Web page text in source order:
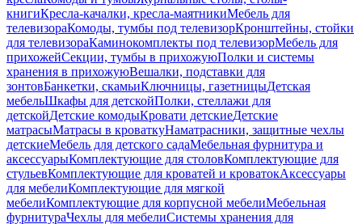
книгиКресла-качалки, кресла-маятникиМебель для
телевизораКомоды, тумбы под телевизорКронштейны, стойки
для телевизораКаминокомплекты под телевизорМебель для
прихожейСекции, тумбы в прихожуюПолки и системы
хранения в прихожуюВешалки, подставки для
зонтовБанкетки, скамьиКлючницы, газетницыДетская
мебельШкафы для детскойПолки, стеллажи для
детскойДетские комодыКровати детскиеДетские
матрасыМатрасы в кроваткуНаматрасники, защитные чехлы
детскиеМебель для детского садаМебельная фурнитура и
аксессуарыКомплектующие для столовКомплектующие для
стульевКомплектующие для кроватей и кроватокАксессуары
для мебелиКомплектующие для мягкой
мебелиКомплектующие для корпусной мебелиМебельная
фурнитураЧехлы для мебелиСистемы хранения для